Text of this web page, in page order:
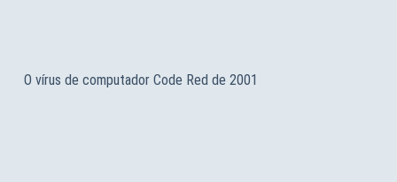
O vírus de computador Code Red de 2001